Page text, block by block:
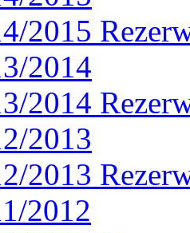
2015
2014
2014
2013
2013
2012